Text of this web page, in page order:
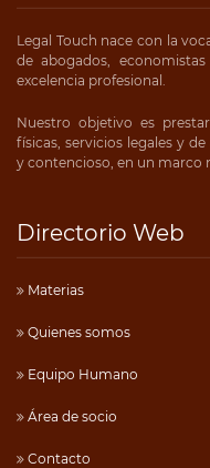
Legal Touch nace con la
de abogados,
excelencia profesional.
Nuestro objetivo es
físicas, servicios legales y
y contencioso, en un marco
Directorio Web
Materias
Quienes somos
Equipo Humano
Área de socio
Contacto